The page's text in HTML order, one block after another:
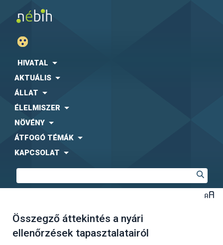
HIVATAL
AKTUÁLIS
ÁLLAT
ÉLELMISZER
NÖVÉNY
ÁTFOGÓ TÉMÁK
KAPCSOLAT
Összegző áttekintés a nyári
ellenőrzések tapasztalatairól